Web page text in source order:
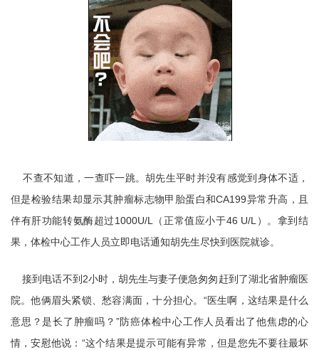
不查不知道，一查吓一跳。胡先生平时并没有感觉到身体不适，
但是检验结果却显示其肿瘤标志物甲胎蛋白和CA199异常升高，且
伴有肝功能转氨酶超过1000U/L（正常值应小于46 U/L）。拿到结
果，体检中心工作人员立即电话通知胡先生尽快到医院就诊。
接到电话不到2小时，胡先生与妻子便急匆匆赶到了湖北省肿瘤医
院。他俩眉头紧锁、愁容满面，十分担心。“医生啊，这结果是什么
意思？是长了肿瘤吗？”防癌体检中心工作人员看出了他焦虑的心
情，安慰他说：“这个结果是提示可能有异常，但是您先不要往最坏